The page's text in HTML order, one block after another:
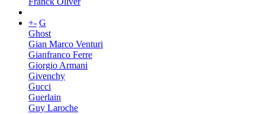
+- G
Ghost
Gian Marco Venturi
Gianfranco Ferre
Giorgio Armani
Givenchy
Gucci
Guerlain
Guy Laroche